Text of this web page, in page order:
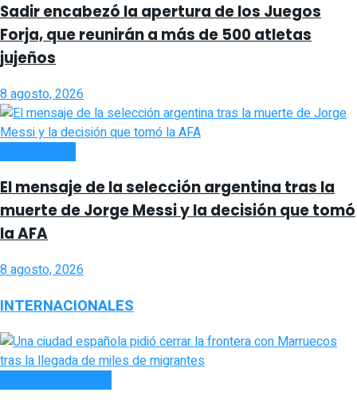
Sadir encabezó la apertura de los Juegos
Forja, que reunirán a más de 500 atletas
jujeños
8 agosto, 2026
El mensaje de la selección argentina tras la
muerte de Jorge Messi y la decisión que tomó
la AFA
8 agosto, 2026
INTERNACIONALES